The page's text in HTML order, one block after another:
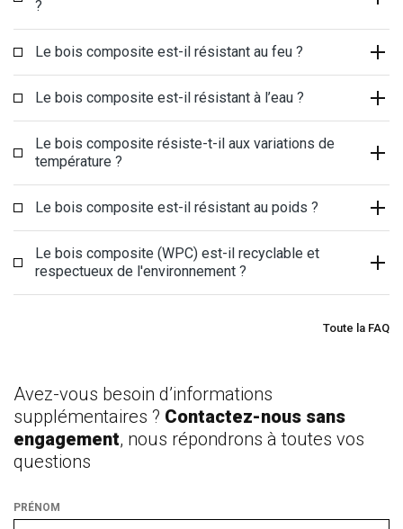
?
Le bois composite est-il résistant au feu ?
Le bois composite est-il résistant à l’eau ?
Le bois composite résiste-t-il aux variations de
température ?
Le bois composite est-il résistant au poids ?
Le bois composite (WPC) est-il recyclable et
respectueux de l'environnement ?
Toute la FAQ
Avez-vous besoin d’informations
supplémentaires ? Contactez-nous sans
engagement, nous répondrons à toutes vos
questions
PRÉNOM